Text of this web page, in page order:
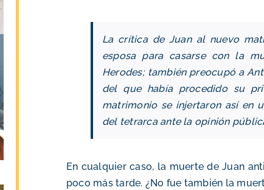
La crítica de Juan al nuevo
esposa para casarse con la
Herodes; también preocupó a
del que había procedido su
matrimonio se injertaron así en
del tetrarca ante la opinión
En cualquier caso, la muerte de Juan
poco más tarde. ¿No fue también la